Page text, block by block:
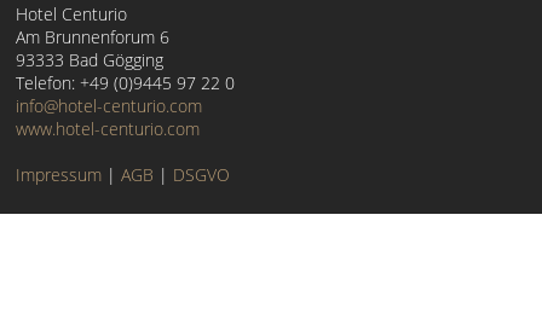
Hotel Centurio
Am Brunnenforum 6
93333 Bad Gögging
Telefon: +49 (0)9445 97 22 0
info@hotel-centurio.com
www.hotel-centurio.com
Impressum | AGB | DSGVO